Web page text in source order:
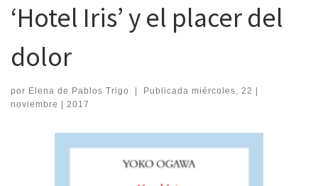
‘Hotel Iris’ y el placer del
dolor
por Elena de Pablos Trigo | Publicada miércoles, 22 |
noviembre | 2017